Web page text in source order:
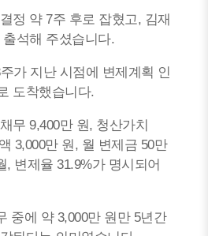
정 약 7주 후로 잡혔고, 김재
석해 주셨습니다.
가 지난 시점에 변제계획 인
도착했습니다.
무 9,400만 원, 청산가치
3,000만 원, 월 변제금 50만
, 변제율 31.9%가 명시되어
중에 약 3,000만 원만 5년간